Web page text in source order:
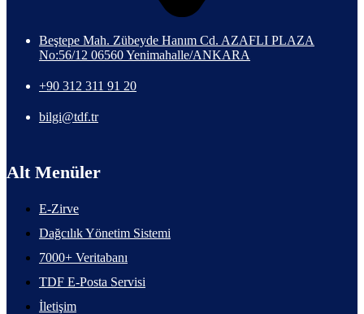
Beştepe Mah. Zübeyde Hanım Cd. AZAFLI PLAZA
No:56/12 06560 Yenimahalle/ANKARA
+90 312 311 91 20
bilgi@tdf.tr
Alt Menüler
E-Zirve
Dağcılık Yönetim Sistemi
7000+ Veritabanı
TDF E-Posta Servisi
İletişim